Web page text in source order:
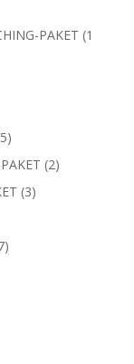
PAKET 1
55
Produkte
22
33
7